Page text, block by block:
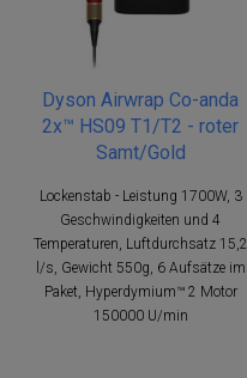
Dyson Airwrap Co-anda
2x™ HS09 T1/T2 - roter
Samt/Gold
Lockenstab - Leistung 1700W, 3
Geschwindigkeiten und 4
Temperaturen, Luftdurchsatz 15,2
l/s, Gewicht 550g, 6 Aufsätze im
Paket, Hyperdymium™ 2 Motor
150000 U/min